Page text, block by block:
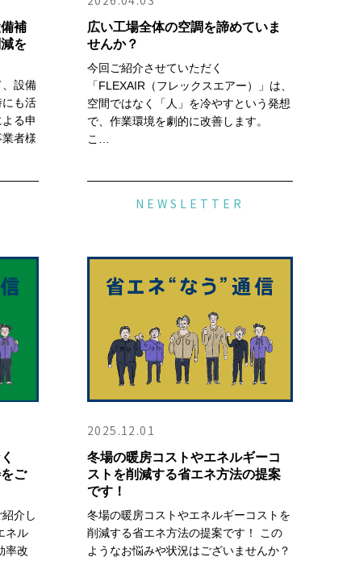
補
を
設備
も活
る申
者様
広い工場全体の空調を諦めていま
せんか？
今回ご紹介させていただく
「FLEXAIR（フレックスエアー）」は、
空間ではなく「人」を冷やすという発想
で、作業環境を劇的に改善します。
こ…
NEWSLETTER
ご
介し
ネル
率改
2025.12.01
冬場の暖房コストやエネルギーコ
ストを削減する省エネ方法の提案
です！
冬場の暖房コストやエネルギーコストを
削減する省エネ方法の提案です！ この
ようなお悩みや状況はございませんか？